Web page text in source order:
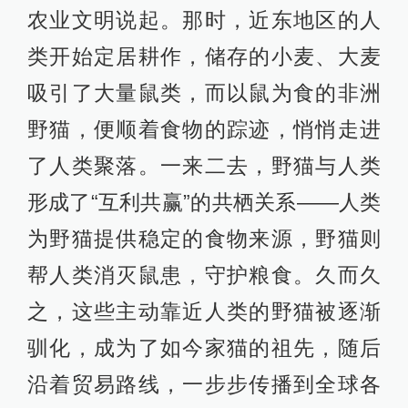
农业文明说起。那时，近东地区的人
类开始定居耕作，储存的小麦、大麦
吸引了大量鼠类，而以鼠为食的非洲
野猫，便顺着食物的踪迹，悄悄走进
了人类聚落。一来二去，野猫与人类
形成了“互利共赢”的共栖关系——人类
为野猫提供稳定的食物来源，野猫则
帮人类消灭鼠患，守护粮食。久而久
之，这些主动靠近人类的野猫被逐渐
驯化，成为了如今家猫的祖先，随后
沿着贸易路线，一步步传播到全球各